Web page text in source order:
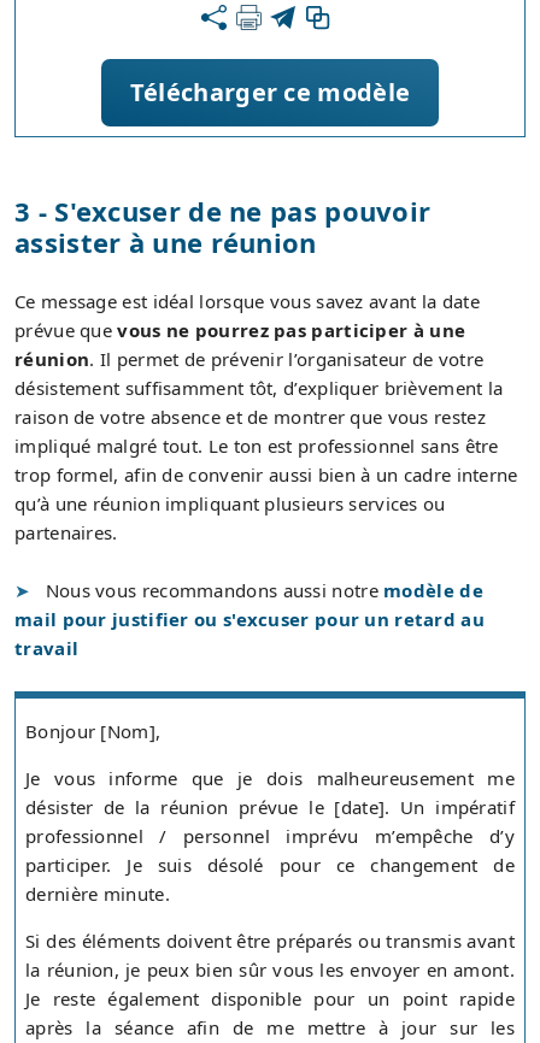
Télécharger ce modèle
3 - S'excuser de ne pas pouvoir
assister à une réunion
Ce message est idéal lorsque vous savez avant la date
prévue quevous ne pourrez pas participer à une
réunion. Il permet de prévenir l’organisateur de votre
désistement suffisamment tôt, d’expliquer brièvement la
raison de votre absence et de montrer que vous restez
impliqué malgré tout. Le ton est professionnel sans être
trop formel, afin de convenir aussi bien à un cadre interne
qu’à une réunion impliquant plusieurs services ou
partenaires.
Nous vous recommandons aussi notre modèle de
mail pour justifier ou s'excuser pour un retard au
travail
Bonjour [Nom],
Je vous informe que je dois malheureusement me
désister de la réunion prévue le [date]. Un impératif
professionnel / personnel imprévu m’empêche d’y
participer. Je suis désolé pour ce changement de
dernière minute.
Si des éléments doivent être préparés ou transmis avant
la réunion, je peux bien sûr vous les envoyer en amont.
Je reste également disponible pour un point rapide
après la séance afin de me mettre à jour sur les